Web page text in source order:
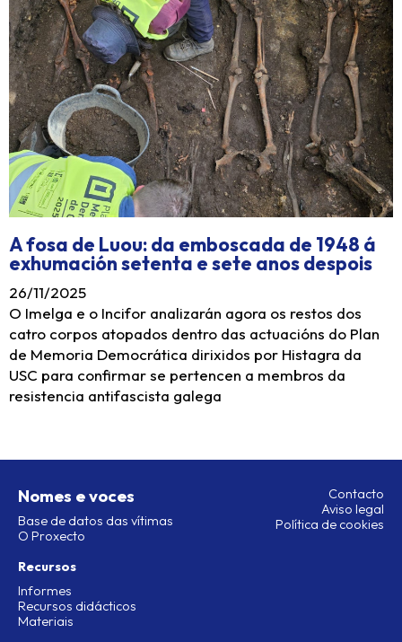
A fosa de Luou: da emboscada de 1948 á
exhumación setenta e sete anos despois
26/11/2025
O Imelga e o Incifor analizarán agora os restos dos
catro corpos atopados dentro das actuacións do Plan
de Memoria Democrática dirixidos por Histagra da
USC para confirmar se pertencen a membros da
resistencia antifascista galega
Nomes e voces
Base de datos das vítimas
O Proxecto
Recursos
Informes
Recursos didácticos
Materiais
Contacto
Aviso legal
Política de cookies